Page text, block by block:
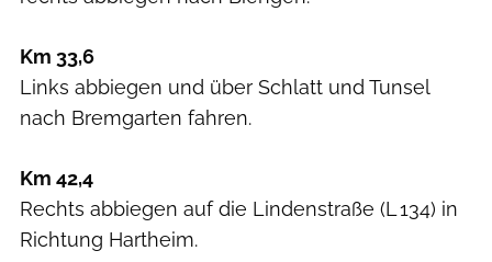
Km 33,6
Links abbiegen und über Schlatt und Tunsel
nach Bremgarten fahren.
Km 42,4
Rechts abbiegen auf die Lindenstraße (L 134) in
Richtung Hartheim.